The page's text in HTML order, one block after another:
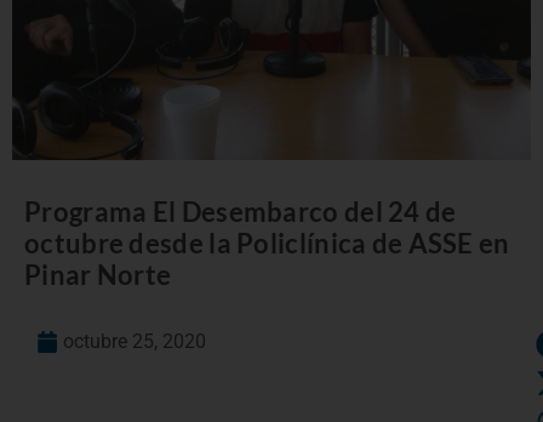
Programa El Desembarco del 24 de
octubre desde la Policlínica de ASSE en
Pinar Norte
octubre 25, 2020